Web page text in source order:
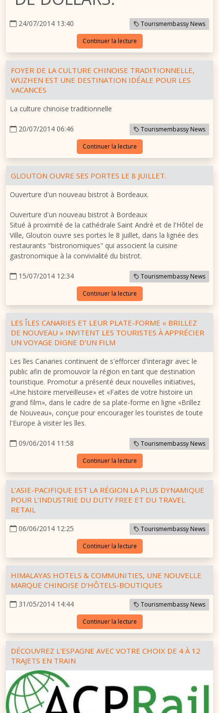
24/07/2014 13:40 Tourismembassy News
Continuer la lecture
FOYER DE LA CULTURE CHINOISE TRADITIONNELLE,
WUZHEN EST UNE DESTINATION IDÉALE POUR LES
VACANCES
La culture chinoise traditionnelle
20/07/2014 06:46 Tourismembassy News
Continuer la lecture
GLOUTON OUVRE SES PORTES LE 8 JUILLET.
Ouverture d'un nouveau bistrot à Bordeaux.
Ouverture d'un nouveau bistrot à Bordeaux
Situé à proximité de la cathédrale Saint André et de l'Hôtel de
Ville, Glouton ouvre ses portes le 8 juillet, dans la lignée des
restaurants "bistronomiques" qui associent la cuisine
gastronomique à la convivialité du bistrot.
15/07/2014 12:34 Tourismembassy News
Continuer la lecture
LES ÎLES CANARIES ET LEUR PLATE-FORME « BRILLEZ
DE NOUVEAU » INVITENT LES TOURISTES À APPRÉCIER
UN VOYAGE DIGNE D'UN FILM
Les îles Canaries continuent de s'efforcer d'interagir avec le
public afin de promouvoir la région en tant que destination
touristique. Promotur a présenté deux nouvelles initiatives,
«Une histoire merveilleuse» et «Faites de votre histoire un
grand film», dans le cadre de sa plate-forme en ligne «Brillez
de Nouveau», conçue pour encourager les touristes de toute
l'Europe à visiter les îles.
09/06/2014 11:58 Tourismembassy News
Continuer la lecture
L’ASIE-PACIFIQUE EST LA RÉGION LA PLUS DYNAMIQUE
POUR L’INDUSTRIE DU DUTY FREE ET DU TRAVEL
RETAIL
06/06/2014 12:25 Tourismembassy News
Continuer la lecture
HIMALAYAS HOTELS & COMMUNITIES, UNE NOUVELLE
MARQUE CHINOISE D'HÔTELS-BOUTIQUES
31/05/2014 14:44 Tourismembassy News
Continuer la lecture
DÉCOUVREZ L'ESPAGNE AVEC VOTRE CHOIX DE 4 À 12
TRAJETS EN TRAIN